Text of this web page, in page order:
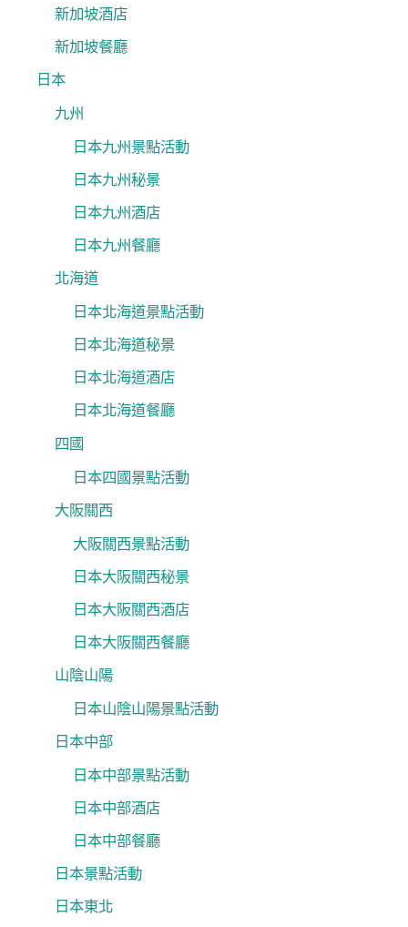
新加坡酒店
新加坡餐廳
日本
九州
日本九州景點活動
日本九州秘景
日本九州酒店
日本九州餐廳
北海道
日本北海道景點活動
日本北海道秘景
日本北海道酒店
日本北海道餐廳
四國
日本四國景點活動
大阪關西
大阪關西景點活動
日本大阪關西秘景
日本大阪關西酒店
日本大阪關西餐廳
山陰山陽
日本山陰山陽景點活動
日本中部
日本中部景點活動
日本中部酒店
日本中部餐廳
日本景點活動
日本東北